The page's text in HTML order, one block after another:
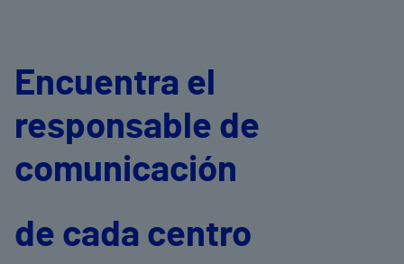
Encuentra el
responsable de
comunicación
de cada centro